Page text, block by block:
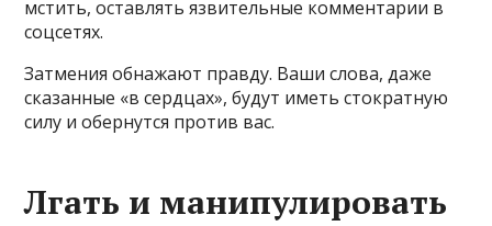
мстить, оставлять язвительные комментарии в
соцсетях.
Затмения обнажают правду. Ваши слова, даже
сказанные «в сердцах», будут иметь стократную
силу и обернутся против вас.
Лгать и манипулировать